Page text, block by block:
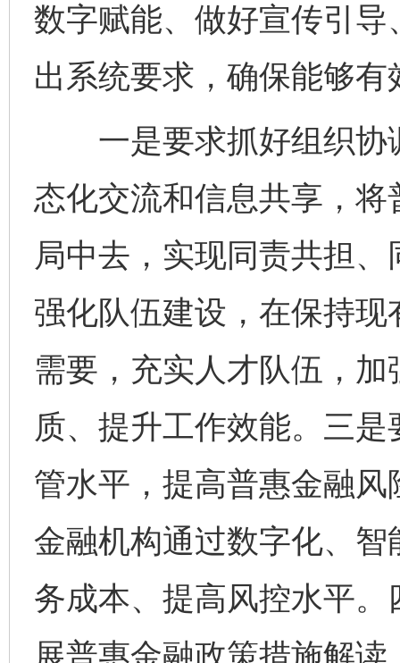
数字赋能、做好宣传引
出系统要求，确保能够有
一是要求抓好组织协
态化交流和信息共享，
局中去，实现同责共担
强化队伍建设，在保持
需要，充实人才队伍，
质、提升工作效能。三
管水平，提高普惠金融
金融机构通过数字化、
务成本、提高风控水平
展普惠金融政策措施解
完善运行机制助力责任有效落实 一纸欠